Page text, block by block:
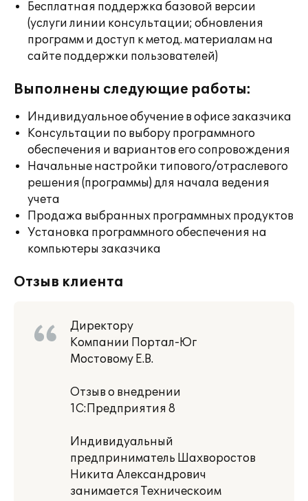
Бесплатная поддержка базовой версии
(услуги линии консультации; обновления
программ и доступ к метод. материалам на
сайте поддержки пользователей)
Выполнены следующие работы:
Индивидуальное обучение в офисе заказчика
Консультации по выбору программного
обеспечения и вариантов его сопровождения
Начальные настройки типового/отраслевого
решения (программы) для начала ведения
учета
Продажа выбранных программных продуктов
Установка программного обеспечения на
компьютеры заказчика
Отзыв клиента
Директору
Компании Портал-Юг
Мостовому Е.В.
Отзыв о внедрении
1С:Предприятия 8
Индивидуальный
предприниматель Шахворостов
Никита Александрович
занимается Техническоим